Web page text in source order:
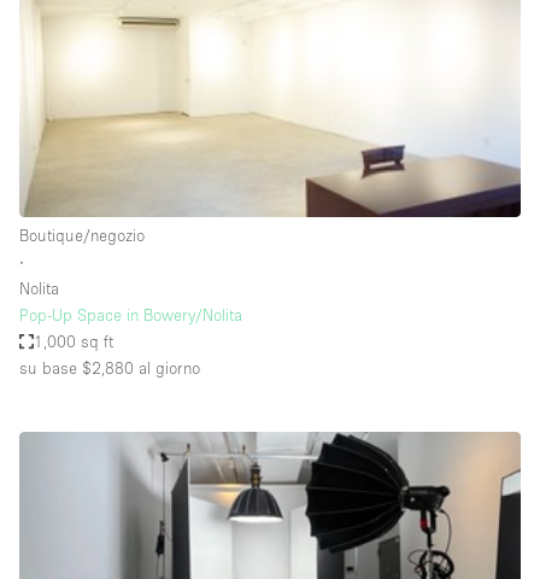
Conferenza
Tipo di spazio
Acquista Condividi
Atelier / Laboratorio
Camion
Container
Galleria d'arte
Boutique/negozio
∙
Nolita
Pop-Up Space in Bowery/Nolita
1,000 sq ft
su base $2,880 al giorno